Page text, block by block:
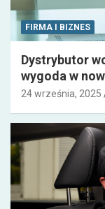
FIRMA I BIZNES
Dystrybutor
wygoda w
24 września, 2025